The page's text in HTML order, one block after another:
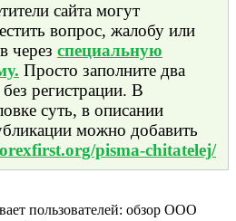
сайта могут
вопрос, жалобу или
через специальную
Просто заполните два
регистрации. В
суть, в описании
можно добавить
pisma-chitatelej/